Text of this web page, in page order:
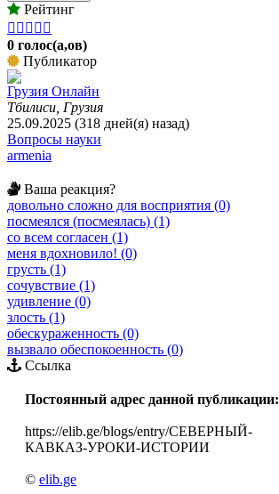
Рейтинг
    
0 голос(а,ов)
Публикатор
Грузия Онлайн
Тбилиси, Грузия
25.09.2025 (318 дней(я) назад)
Вопросы науки
armenia
Ваша реакция?
довольно сложно для восприятия (0)
посмеялся (посмеялась) (1)
со всем согласен (1)
меня вдохновило! (0)
грусть (1)
сочувствие (1)
удивление (0)
злость (1)
обескураженность (0)
вызвало обеспокоенность (0)
Ссылка
Постоянный адрес данной публикации:
https://elib.ge/blogs/entry/СЕВЕРНЫЙ-
КАВКАЗ-УРОКИ-ИСТОРИИ
© elib.ge